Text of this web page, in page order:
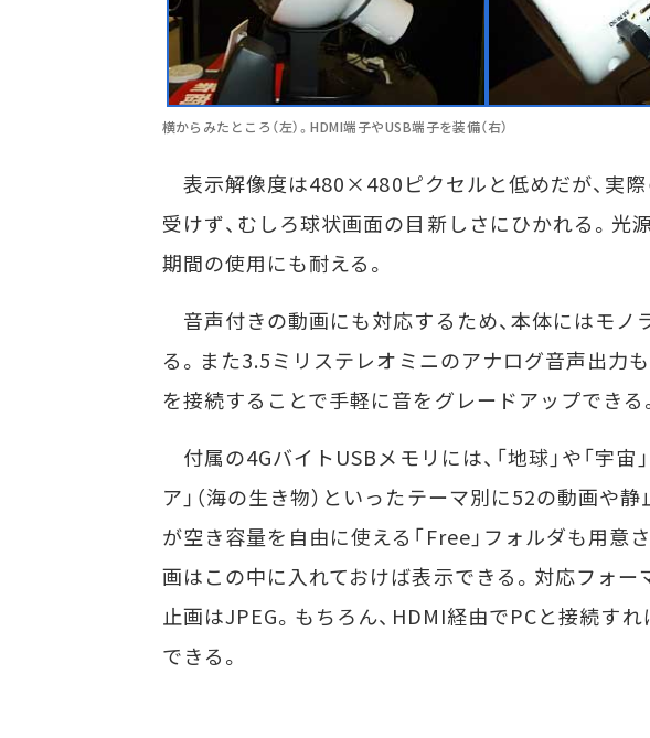
横からみたところ（左）。HDMI端子やUSB端子を装備（右）
表示解像度は480×480ピクセルと低めだが、実
受けず、むしろ球状画面の目新しさにひかれる。光
期間の使用にも耐える。
音声付きの動画にも対応するため、本体にはモノ
る。また3.5ミリステレオミニのアナログ音声出力
を接続することで手軽に音をグレードアップできる
付属の4GバイトUSBメモリには、「地球」や「宇宙」
ア」（海の生き物）といったテーマ別に52の動画や
が空き容量を自由に使える「Free」フォルダも用意
画はこの中に入れておけば表示できる。対応フォー
止画はJPEG。もちろん、HDMI経由でPCと接続す
できる。